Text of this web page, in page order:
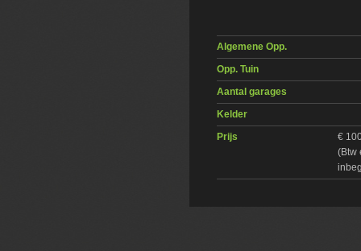
Algemene Opp.
Opp. Tuin
Aantal garages
Kelder
Prijs
€
(Btw